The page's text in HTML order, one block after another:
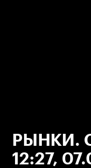
РЫНКИ.
12:27,